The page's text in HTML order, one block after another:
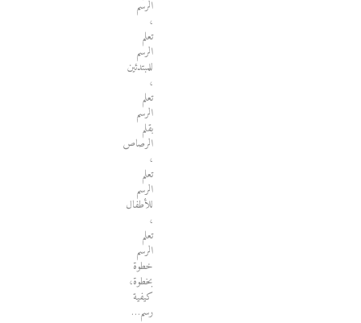
الرسم
،
تعلم
الرسم
للمبتدئين
،
تعلم
الرسم
بقلم
الرصاص
،
تعلم
الرسم
للأطفال
،
تعلم
الرسم
خطوة
بخطوة،
كيفية
رسم…